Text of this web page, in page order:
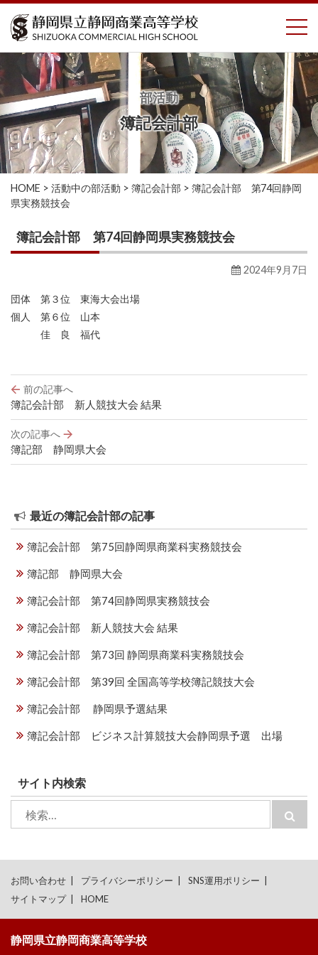
コ
ツ
へ
ス
キ
ッ
プ
部活動
簿記会計部
HOME > 活動中の部活動 > 簿記会計部 > 簿記会計部 第74回静岡
県実務競技会
簿記会計部 第74回静岡県実務競技会
2024年9月7日
団体 第３位 東海大会出場
個人 第６位 山本
佳 良 福代
投
稿
ナ
ビ
ゲ
ー
ン
前の記事へ
簿記会計部 新人競技大会 結果
次の記事へ
簿記部 静岡県大会
最近の簿記会計部の記事
簿記会計部 第75回静岡県商業科実務競技会
簿記部 静岡県大会
簿記会計部 第74回静岡県実務競技会
簿記会計部 新人競技大会 結果
簿記会計部 第73回 静岡県商業科実務競技会
簿記会計部 第39回 全国高等学校簿記競技大会
簿記会計部 静岡県予選結果
簿記会計部 ビジネス計算競技大会静岡県予選 出場
サイト内検索
索:
索
お問い合わせ プライバシーポリシー
SNS運用ポリシー
サイトマップ
HOME
静岡県立静岡商業高等学校